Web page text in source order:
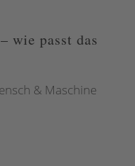
wie passt das
& Maschine